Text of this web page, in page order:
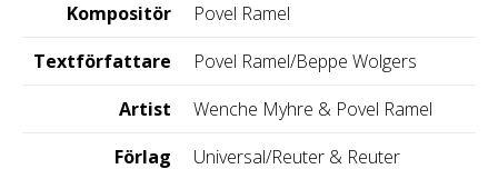
Kompositör
Povel Ramel
Textförfattare
Povel Ramel/Beppe Wolgers
Artist
Wenche Myhre & Povel Ramel
Förlag
Universal/Reuter & Reuter